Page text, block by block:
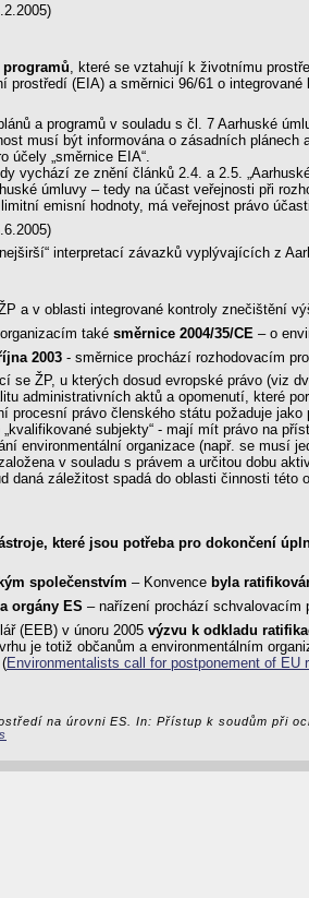
, které se vztahují k životnímu
(EIA) a směrnici 96/61 o
a programů v souladu s čl. 7 Aarhuské
musí být informována o zásadních plánech
účely „směrnice EIA“.
vychází ze znění článků 2.4. a 2.5. „Aarhuské
úmluvy – tedy na účast veřejnosti při
emisní hodnoty, má veřejnost právo
interpretací závazků vyplývajících z
a v oblasti integrované kontroly znečištění
také směrnice 2004/35/CE – o
2003 - směrnice prochází rozhodovacím
se ŽP, u kterých dosud evropské právo (viz
administrativních aktů a opomenutí, které
právo členského státu požaduje jako
subjekty“ - mají mít právo na
environmentální organizace (např. se musí
v souladu s právem a určitou dobu
daná záležitost spadá do oblasti činnosti
které jsou potřeba pro dokončení
společenstvím – Konvence byla
orgány ES – nařízení prochází schvalovacím
(EEB) v únoru 2005 výzvu k odkladu
je totiž občanům a environmentálním
Environmentalists call for postponement of EU
na úrovni ES. In: Přístup k soudům při